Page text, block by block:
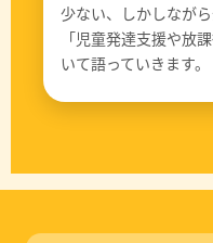
少ない、しかしなが
「児童発達支援や放
いて語っていきます。